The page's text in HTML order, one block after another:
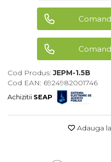
Cantare
Rafturi
Baterii & Acumulatori
Baterii AA
Corpuri de Iluminat
Cod Produs: JEPM-1.5B
Cod EAN: 6924982001746
Achizitii SEAP
Adauga